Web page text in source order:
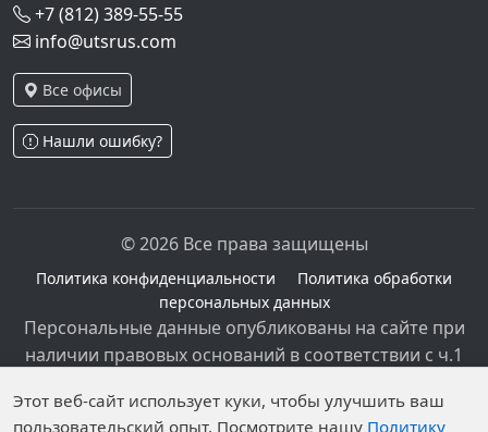
+7 (812) 389-55-55
info@utsrus.com
Все офисы
Нашли ошибку?
© 2026 Все права защищены
Политика конфиденциальности
Политика обработки
персональных данных
Персональные данные опубликованы на сайте при
наличии правовых оснований в соответствии с ч.1
запреты на обработку неограниченных кругом лиц
Этот веб-сайт использует куки, чтобы улучшить ваш
пользовательский опыт. Посмотрите нашу Политику